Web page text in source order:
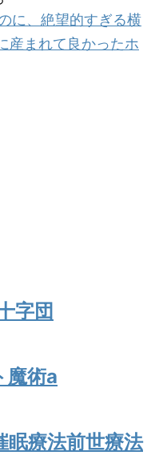
に、絶望的すぎる横
産まれて良かったホ
字団
魔術a
療法前世療法